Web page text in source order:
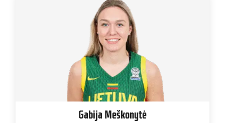
Gabija Meškonytė